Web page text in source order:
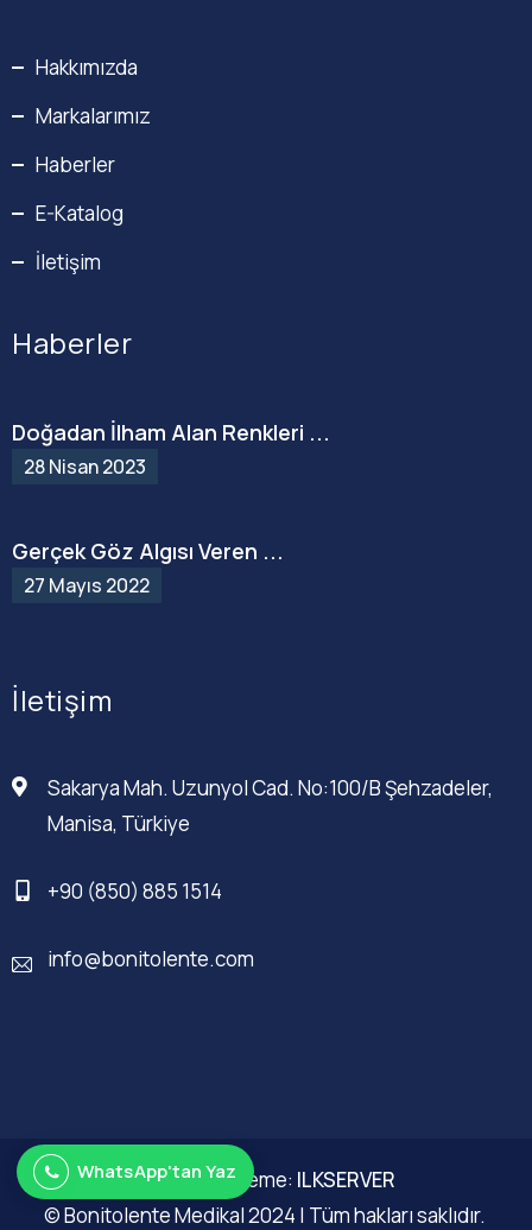
Hakkımızda
Markalarımız
Haberler
E-Katalog
İletişim
Haberler
Doğadan İlham Alan Renkleri ...
28 Nisan 2023
Gerçek Göz Algısı Veren ...
27 Mayıs 2022
İletişim
Sakarya Mah. Uzunyol Cad. No:100/B Şehzadeler,
Manisa, Türkiye
+90 (850) 885 1514
info@bonitolente.com
Web Düzenleme: ILKSERVER
© Bonitolente Medikal 2024 | Tüm hakları saklıdır.
WhatsApp'tan Yaz